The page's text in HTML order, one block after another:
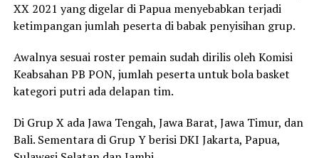
XX 2021 yang digelar di Papua menyebabkan terjadi
ketimpangan jumlah peserta di babak penyisihan grup.
Awalnya sesuai roster pemain sudah dirilis oleh Komisi
Keabsahan PB PON, jumlah peserta untuk bola basket
kategori putri ada delapan tim.
Di Grup X ada Jawa Tengah, Jawa Barat, Jawa Timur, dan
Bali. Sementara di Grup Y berisi DKI Jakarta, Papua,